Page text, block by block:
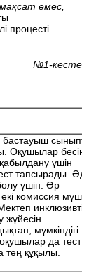
емес,
процесті
№1-кесте
бастауыш сыныптар
Оқушылар бесінші
үшін
тапсырады. Әділ
үшін. Әр
комиссия мүшесі
инклюзивті
жүйесін
мүмкіндігі
да тест
тең құқылы.